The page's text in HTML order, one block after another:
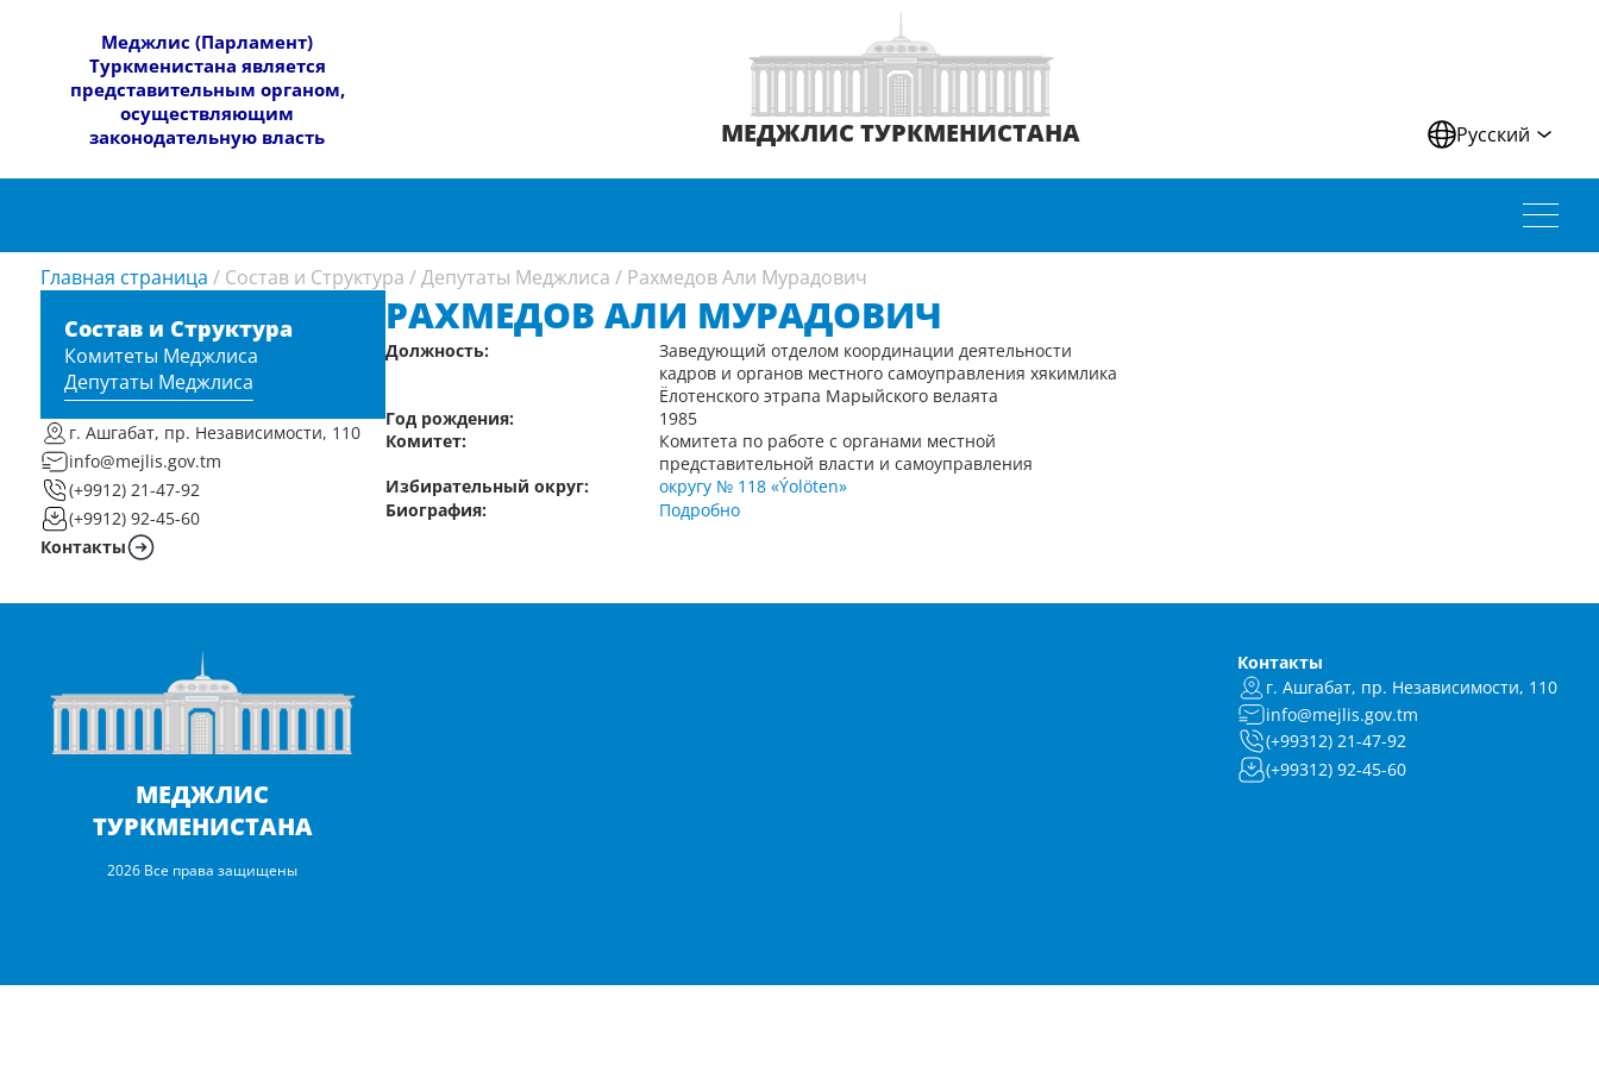
​Меджлис (Парламент)
Туркменистана является
представительным органом,
осуществляющим
законодательную власть
МЕДЖЛИС ТУРКМЕНИСТАНА Русский
Главная страница / Состав и Структура /Депутаты Меджлиса / Рахмедов Али Мурадович
Состав и Структура
Комитеты Меджлиса
Депутаты Меджлиса
г. Ашгабат, пр. Независимости, 110
info@mejlis.gov.tm
(+9912) 21-47-92
(+9912) 92-45-60
Контакты
РАХМЕДОВ АЛИ МУРАДОВИЧ
Должность:
Заведующий отделом координации деятельности
кадров и органов местного самоуправления хякимлика
Ёлотенского этрапа Марыйского велаята
Год рождения:
1985
Комитет:
Комитета по работе с органами местной
представительной власти и самоуправления
Избирательный округ:
округу № 118 «Ýolöten»
Биография:
Подробно
МЕДЖЛИС
ТУРКМЕНИСТАНА
2026 Все права защищены
Контакты
г. Ашгабат, пр. Независимости, 110
info@mejlis.gov.tm
(+99312) 21-47-92
(+99312) 92-45-60